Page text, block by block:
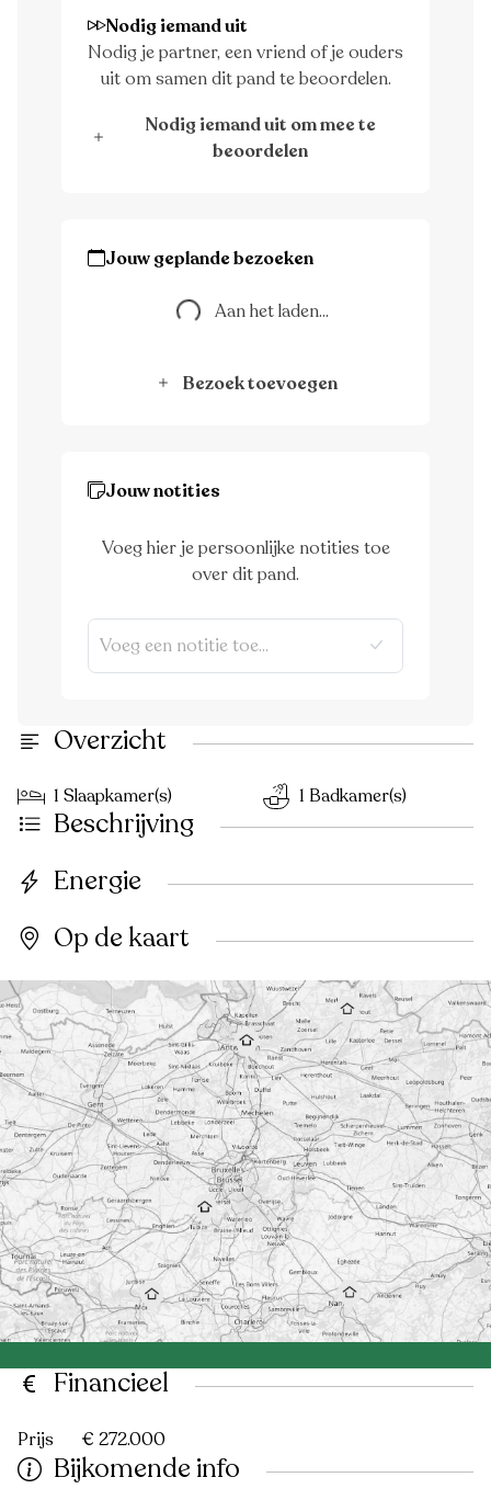
Nodig iemand uit
Nodig je partner, een vriend of je ouders
uit om samen dit pand te beoordelen.
Nodig iemand uit om mee te
beoordelen
Jouw geplande bezoeken
Aan het laden...Aan het laden...
Bezoek toevoegen
Jouw notities
Voeg hier je persoonlijke notities toe
over dit pand.
Overzicht
1 Slaapkamer(s) 1 Badkamer(s)
Beschrijving
Energie
Op de kaart
Financieel
Prijs € 272.000
Bijkomende info